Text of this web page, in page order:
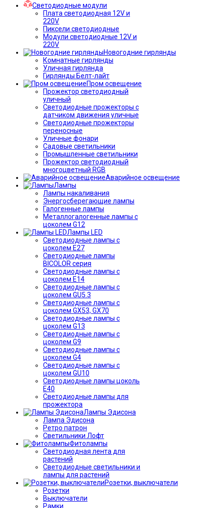
Светодиодные модули
Плата светодиодная 12V и
220V
Пиксели светодиодные
Модули светодиодные 12V и
220V
Новогодние гирлянды
Комнатные гирлянды
Уличная гирлянда
Гирлянды Белт-лайт
Пром освещение
Прожектор светодиодный
уличный
Светодиодные прожекторы с
датчиком движения уличные
Светодиодные прожекторы
переносные
Уличные фонари
Садовые светильники
Промышленные светильники
Прожектор светодиодный
многоцветный RGB
Аварийное освещение
Лампы
Лампы накаливания
Энергосберегающие лампы
Галогенные лампы
Металлогалогенные лампы с
цоколем G12
Лампы LED
Светодиодные лампы с
цоколем E27
Светодиодные лампы
BICOLOR серия
Светодиодные лампы с
цоколем E14
Светодиодные лампы с
цоколем GU5.3
Светодиодные лампы с
цоколем GX53, GX70
Светодиодные лампы с
цоколем G13
Светодиодные лампы с
цоколем G9
Светодиодные лампы с
цоколем G4
Светодиодные лампы с
цоколем GU10
Светодиодные лампы цоколь
Е40
Светодиодные лампы для
прожектора
Лампы Эдисона
Лампа Эдисона
Ретро патрон
Светильники Лофт
Фитолампы
Светодиодная лента для
растений
Светодиодные светильники и
лампы для растений
Розетки, выключатели
Розетки
Выключатели
Рамки